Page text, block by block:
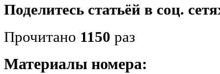
Поделитесь статьёй в соц.
Прочитано 1150 раз
Материалы номера: